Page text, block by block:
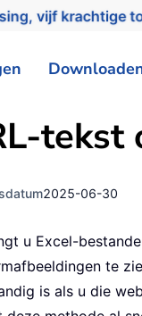
vijf krachtige
tekst
2025-06-30
u Excel-
te
is als u die